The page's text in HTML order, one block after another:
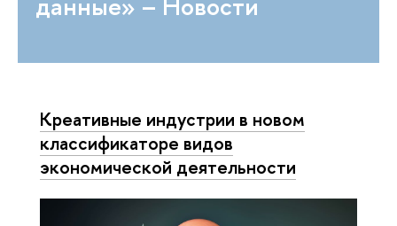
Креативные индустрии в новом
классификаторе видов
экономической деятельности